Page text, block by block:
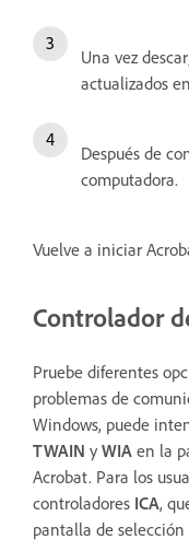
Una vez
actualizados
Después de
computadora.
Vuelve a iniciar
Controlador
Pruebe diferentes
problemas de
Windows, puede
TWAIN y WIA en la
Acrobat. Para los
controladores ICA,
pantalla de selección